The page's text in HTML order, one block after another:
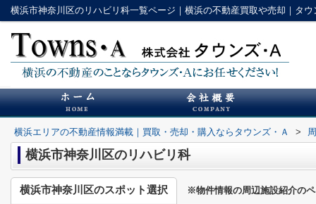
横浜市神奈川区のリハビリ科一覧ページ｜横浜の不動産買取や売却｜タウ
横浜エリアの不動産情報満載｜買取・売却・購入ならタウンズ・Ａ >
横浜市神奈川区のリハビリ科
※物件情報の周辺施設紹介の
横浜市神奈川区のスポット選択